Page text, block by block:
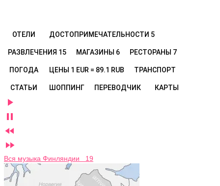
ОТЕЛИ ДОСТОПРИМЕЧАТЕЛЬНОСТИ 5
РАЗВЛЕЧЕНИЯ 15 МАГАЗИНЫ 6 РЕСТОРАНЫ 7
ПОГОДА ЦЕНЫ 1 EUR = 89.1 RUB ТРАНСПОРТ
СТАТЬИ ШОППИНГ ПЕРЕВОДЧИК КАРТЫ




Вся музыка Финляндии 19